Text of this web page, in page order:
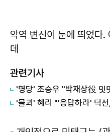
악역 변신이 눈에 띄었다
데
관련기사
'물괴' 혜리 "'응답하라' 덕